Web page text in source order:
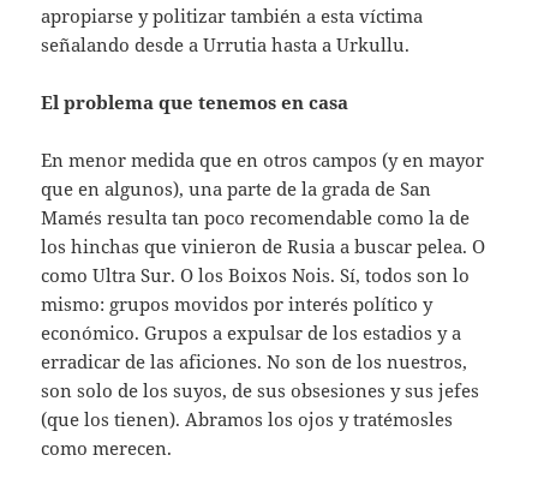
apropiarse y politizar también a esta víctima
señalando desde a Urrutia hasta a Urkullu.
El problema que tenemos en casa
En menor medida que en otros campos (y en mayor
que en algunos), una parte de la grada de San
Mamés resulta tan poco recomendable como la de
los hinchas que vinieron de Rusia a buscar pelea. O
como Ultra Sur. O los Boixos Nois. Sí, todos son lo
mismo: grupos movidos por interés político y
económico. Grupos a expulsar de los estadios y a
erradicar de las aficiones. No son de los nuestros,
son solo de los suyos, de sus obsesiones y sus jefes
(que los tienen). Abramos los ojos y tratémosles
como merecen.